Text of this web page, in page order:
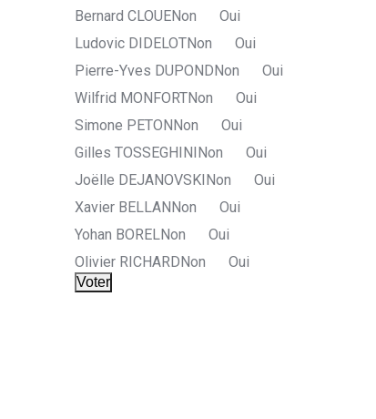
Bernard CLOUENon
Oui
Ludovic DIDELOTNon
Oui
Pierre-Yves DUPONDNon
Oui
Wilfrid MONFORTNon
Oui
Simone PETONNon
Oui
Gilles TOSSEGHININon
Oui
Joëlle DEJANOVSKINon
Oui
Xavier BELLANNon
Oui
Yohan BORELNon
Oui
Olivier RICHARDNon Oui
Voter